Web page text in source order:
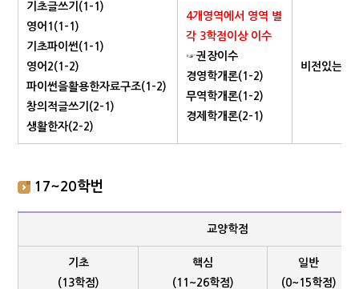
기초글쓰기(1-1)
영어1(1-1)
기초파이썬(1-1)
영어2(1-2)
파이썬을활용한자료구조(1-2)
창의적글쓰기(2-1)
생활한자(2-2)
4개영역에서 영역 별
각 3학점이상 이수
☞권장이수
경영학개론(1-2)
무역학개론(1-2)
경제학개론(2-1)
비전있는대
17~20학번
교양학점
기초
(13학점)
핵심
(11~26학점)
일반
(0~15학점)